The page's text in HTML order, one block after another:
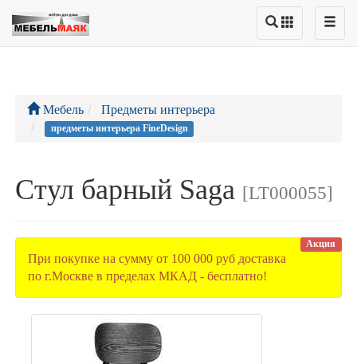
Мебель Предметы интерьера
предметы интерьера FineDesign
Стул барный Saga [LT000055]
Акция
При покупке на сумму от 100 000 руб доставка
по г.Москве в пределах МКАД - бесплатно!